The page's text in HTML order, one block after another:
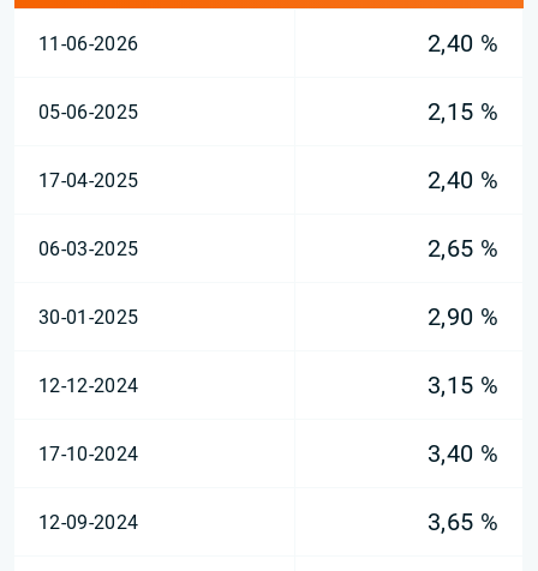
11-06-2026 2,40 %
05-06-2025 2,15 %
17-04-2025 2,40 %
06-03-2025 2,65 %
30-01-2025 2,90 %
12-12-2024 3,15 %
17-10-2024 3,40 %
12-09-2024 3,65 %